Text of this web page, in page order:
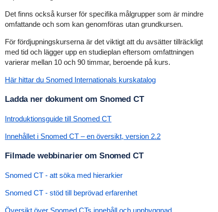
Det finns också kurser för specifika målgrupper som är mindre
omfattande och som kan genomföras utan grundkursen.
För fördjupningskurserna är det viktigt att du avsätter tillräckligt
med tid och lägger upp en studieplan eftersom omfattningen
varierar mellan 10 och 90 timmar, beroende på kurs.
Här hittar du Snomed Internationals kurskatalog
Ladda ner dokument om Snomed CT
Introduktionsguide till Snomed CT
Innehållet i Snomed CT – en översikt, version 2.2
Filmade webbinarier om Snomed CT
Snomed CT - att söka med hierarkier
Snomed CT - stöd till beprövad erfarenhet
Översikt över Snomed CTs innehåll och uppbyggnad